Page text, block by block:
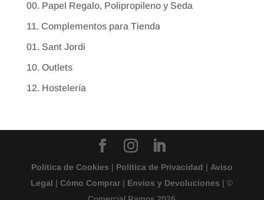
00. Papel Regalo, Polipropileno y Seda
11. Complementos para Tienda
01. Sant Jordi
10. Outlets
12. Hostelería
Política de Cookies | Política de Privacidad | Aviso
Legal |Cómo Comprar | Envios y Devoluciones | ©